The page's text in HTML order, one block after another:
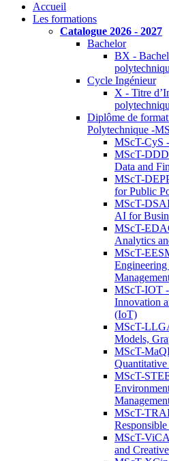
Accueil
Les formations
Catalogue 2026 - 2027
Bachelor
BX -
Cycle Ingénieur
X - Titre
Diplôme de
Polytechnique -
MScT-CyS
MScT-
Data and
MScT-
for Public
MScT-
AI for
MScT-
Analytics
MScT-
MScT-IOT
Innovation
(IoT)
MScT-
Models,
MScT-
MScT-
MScT-
MScT-
and